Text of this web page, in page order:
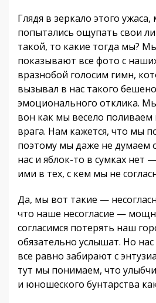
Глядя в зеркало этого
попытались ощупать свои
такой, то какие тогда мы?
показывают все фото с
вразнобой голосим гимн,
вызывал в нас такого
эмоционального отклика.
вон как мы весело поливаем
врага. Нам кажется, что мы
поэтому мы даже не думаем
нас и яблок-то в сумках нет
ими в тех, с кем мы не
Да, мы вот такие —
что наше несогласие —
согласимся потерять наш
обязательно услышат. Но
все равно забирают с
тут мы понимаем, что
и юношеского бунтарства